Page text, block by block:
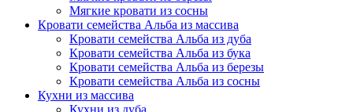
Мягкие кровати из сосны
Кровати семейства Альба из массива
Кровати семейства Альба из дуба
Кровати семейства Альба из бука
Кровати семейства Альба из березы
Кровати семейства Альба из сосны
Кухни из массива
Кухни из дуба